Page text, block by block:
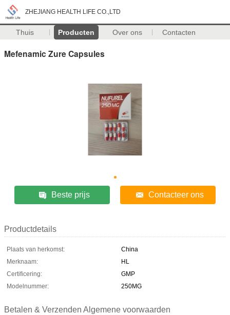
ZHEJIANG HEALTH LIFE CO.,LTD
Thuis Producten Over ons Contacten
Mefenamic Zure Capsules
Beste prijs Contacteer ons
Productdetails
Plaats van herkomst:
China
Merknaam:
HL
Certificering:
GMP
Modelnummer:
250MG
Betalen & Verzenden Algemene voorwaarden